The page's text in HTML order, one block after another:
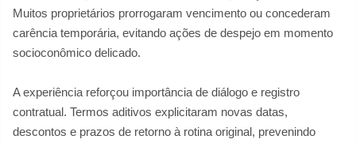
Muitos proprietários prorrogaram vencimento ou concederam
carência temporária, evitando ações de despejo em momento
socioconômico delicado.
A experiência reforçou importância de diálogo e registro
contratual. Termos aditivos explicitaram novas datas,
descontos e prazos de retorno à rotina original, prevenindo